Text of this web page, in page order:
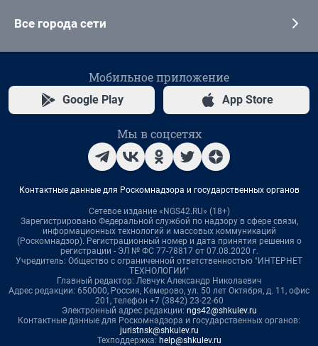
Все города сети
Мобильное приложение
Google Play App Store
Мы в соцсетях
Контактные данные для Роскомнадзора и государственных органов
Сетевое издание «NGS42.RU» (18+)
Зарегистрировано Федеральной службой по надзору в сфере связи,
информационных технологий и массовых коммуникаций
(Роскомнадзор). Регистрационный номер и дата принятия решения о
регистрации - ЭЛ № ФС 77-78817 от 07.08.2020 г.
Учредитель: Общество с ограниченной ответственностью "ИНТЕРНЕТ
ТЕХНОЛОГИИ"
Главный редактор: Левчук Александр Николаевич
Адрес редакции: 650000, Россия, Кемерово, ул. 50 лет Октября, д. 11, офис
201, телефон +7 (3842) 23-22-60
Электронный адрес редакции: ngs42@shkulev.ru
Контактные данные для Роскомнадзора и государственных органов:
juristnsk@shkulev.ru
Техподдержка: help@shkulev.ru